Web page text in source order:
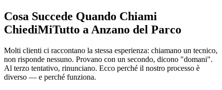
Cosa Succede Quando Chiami
ChiediMiTutto a Anzano del Parco
Molti clienti ci raccontano la stessa esperienza: chiamano un tecnico,
non risponde nessuno. Provano con un secondo, dicono "domani".
Al terzo tentativo, rinunciano. Ecco perché il nostro processo è
diverso — e perché funziona.